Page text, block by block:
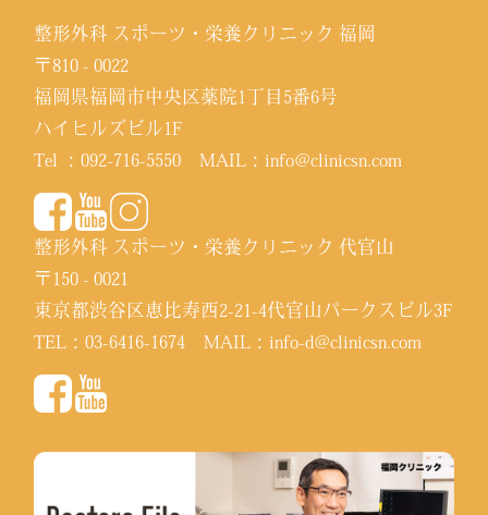
整形外科 スポーツ・栄養クリニック 福岡
〒810 - 0022
福岡県福岡市中央区薬院1丁目5番6号
ハイヒルズビル1F
Tel ：092-716-5550 MAIL：info@clinicsn.com
整形外科 スポーツ・栄養クリニック 代官山
〒150 - 0021
東京都渋谷区恵比寿西2-21-4代官山パークスビル3F
TEL：03-6416-1674 MAIL：info-d@clinicsn.com